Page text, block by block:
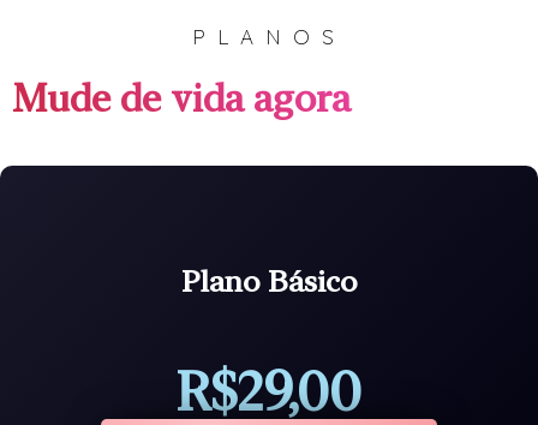
PLANOS
Mude de vida agora
Plano Básico
R$29,00